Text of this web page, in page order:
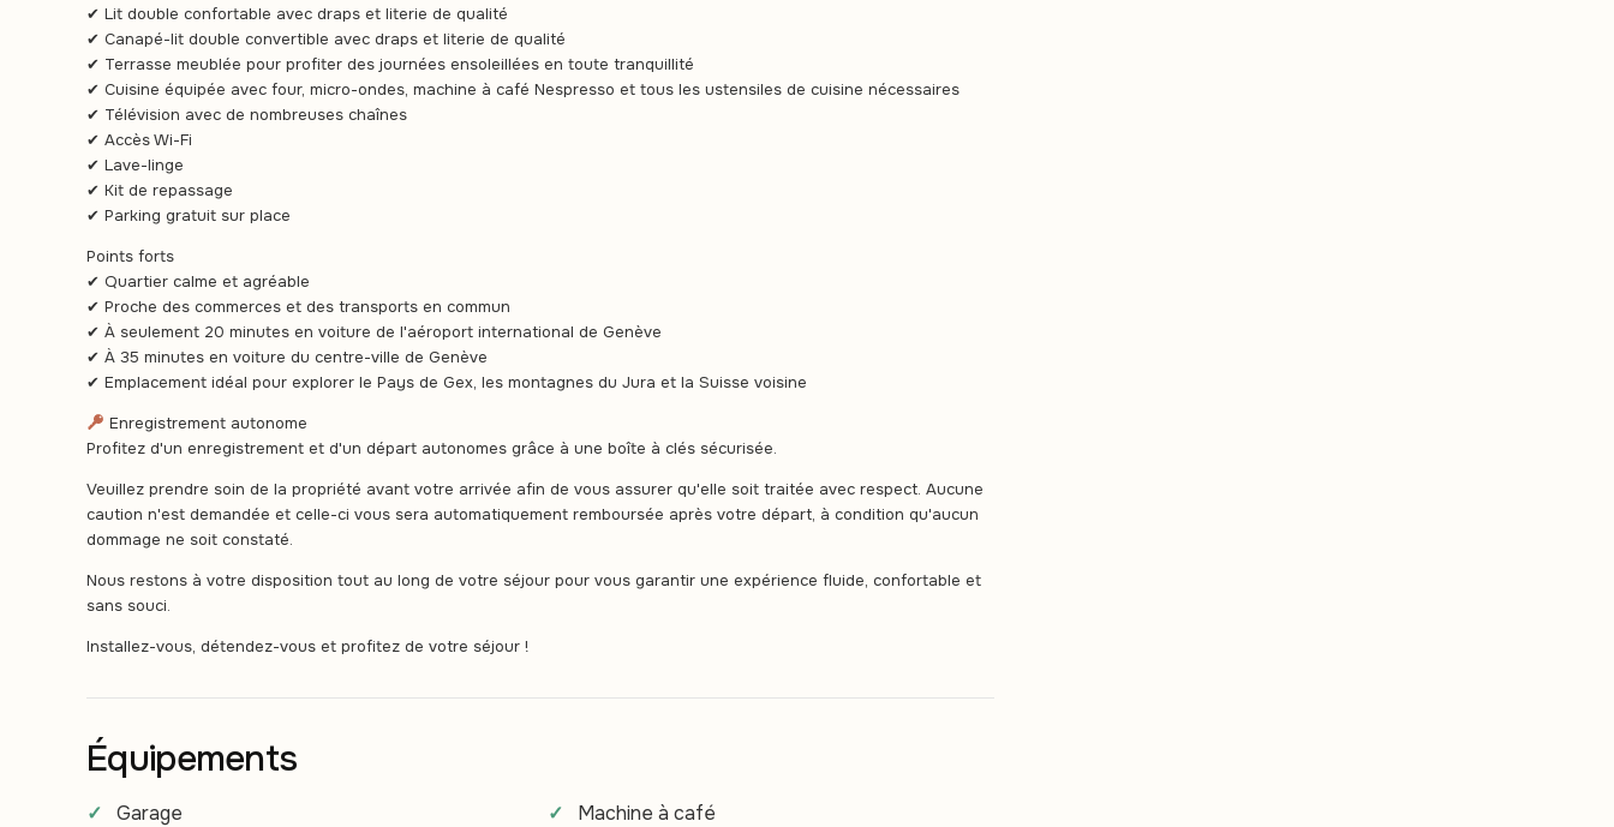
✔ Lit double confortable avec draps et literie de qualité
✔ Canapé-lit double convertible avec draps et literie de qualité
✔ Terrasse meublée pour profiter des journées ensoleillées en toute tranquillité
✔ Cuisine équipée avec four, micro-ondes, machine à café Nespresso et tous les ustensiles de cuisine nécessaires
✔ Télévision avec de nombreuses chaînes
✔ Accès Wi-Fi
✔ Lave-linge
✔ Kit de repassage
✔ Parking gratuit sur place
Points forts
✔ Quartier calme et agréable
✔ Proche des commerces et des transports en commun
✔ À seulement 20 minutes en voiture de l'aéroport international de Genève
✔ À 35 minutes en voiture du centre-ville de Genève
✔ Emplacement idéal pour explorer le Pays de Gex, les montagnes du Jura et la Suisse voisine
Enregistrement autonome
Profitez d'un enregistrement et d'un départ autonomes grâce à une boîte à clés sécurisée.
Veuillez prendre soin de la propriété avant votre arrivée afin de vous assurer qu'elle soit traitée avec respect. Aucune
caution n'est demandée et celle-ci vous sera automatiquement remboursée après votre départ, à condition qu'aucun
dommage ne soit constaté.
Nous restons à votre disposition tout au long de votre séjour pour vous garantir une expérience fluide, confortable et
sans souci.
Installez-vous, détendez-vous et profitez de votre séjour !
Équipements
Garage
Machine à café